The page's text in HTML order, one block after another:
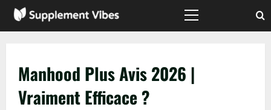
Passer
Menu
Manhood Plus Avis 2026 |
Vraiment Efficace ?